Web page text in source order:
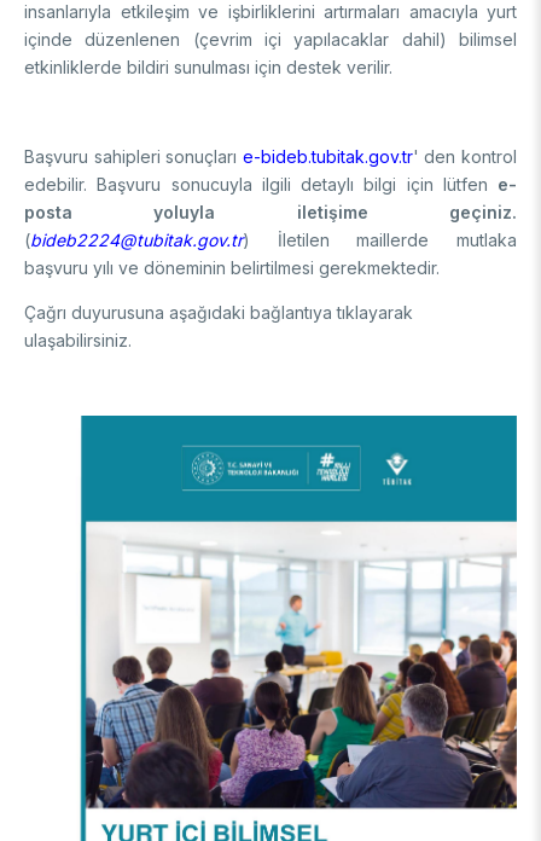
insanlarıyla etkileşim ve işbirliklerini artırmaları amacıyla yurt
içinde düzenlenen (çevrim içi yapılacaklar dahil) bilimsel
etkinliklerde bildiri sunulması için destek verilir.
Başvuru sahipleri sonuçları e-bideb.tubitak.gov.tr' den kontrol
edebilir. Başvuru sonucuyla ilgili detaylı bilgi için lütfen e-
posta yoluyla iletişime geçiniz.
(bideb2224@tubitak.gov.tr) İletilen maillerde mutlaka
başvuru yılı ve döneminin belirtilmesi gerekmektedir.
Çağrı duyurusuna aşağıdaki bağlantıya tıklayarak
ulaşabilirsiniz.